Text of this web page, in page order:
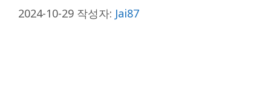
2024-10-29 작성자: Jai87